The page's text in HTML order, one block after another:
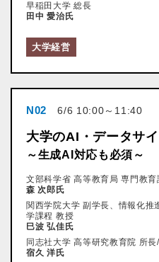
早稲田大学 総長
田中 愛治氏
大学経営
N02 6/6 10:00～11:40
大学のAI・データサ
～生成AI対応も必須～
文部科学省 高等教育局 専門教育
森 次郎氏
関西学院大学 副学長、情報化推
学課程 教授
巳波 弘佳氏
同志社大学 高等研究教育院 所
宿久 洋氏